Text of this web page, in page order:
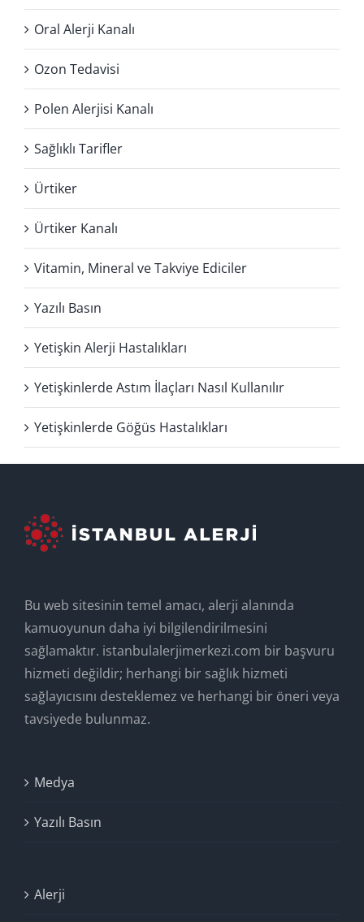
Oral Alerji Kanalı
Ozon Tedavisi
Polen Alerjisi Kanalı
Sağlıklı Tarifler
Ürtiker
Ürtiker Kanalı
Vitamin, Mineral ve Takviye Ediciler
Yazılı Basın
Yetişkin Alerji Hastalıkları
Yetişkinlerde Astım İlaçları Nasıl Kullanılır
Yetişkinlerde Göğüs Hastalıkları
Bu web sitesinin temel amacı, alerji alanında
kamuoyunun daha iyi bilgilendirilmesini
sağlamaktır. istanbulalerjimerkezi.com bir başvuru
hizmeti değildir; herhangi bir sağlık hizmeti
sağlayıcısını desteklemez ve herhangi bir öneri veya
tavsiyede bulunmaz.
Medya
Yazılı Basın
Alerji